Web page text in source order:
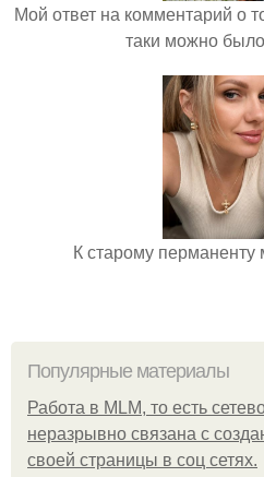
Мой ответ на комментарий о
таки можно
К старому
Популярные материалы
Работа в MLM, то есть
неразрывно связана с
своей страницы в соц сетях.